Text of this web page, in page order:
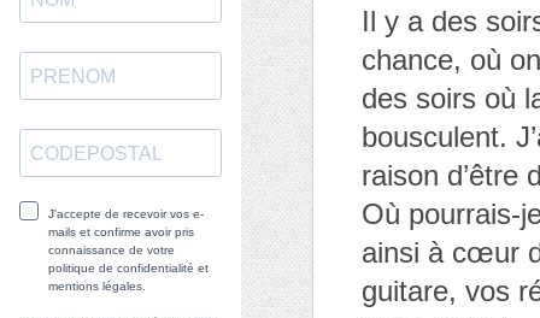
J'accepte de recevoir vos e-
mails et confirme avoir pris
connaissance de votre
politique de confidentialité et
mentions légales.
Il y a des
chance, où
des soirs où
bousculent.
raison d’être
Où pourrais-
ainsi à cœur
guitare, vos